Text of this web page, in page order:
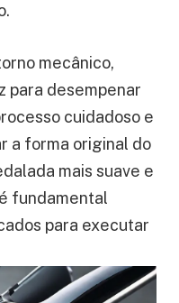
mecânico,
para desempenar
cuidadoso e
a forma original do
mais suave e
fundamental
para executar